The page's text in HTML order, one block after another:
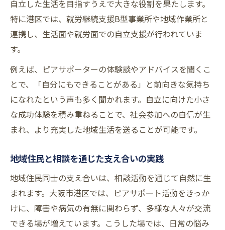
自立した生活を目指すうえで大きな役割を果たします。
特に港区では、就労継続支援B型事業所や地域作業所と
連携し、生活面や就労面での自立支援が行われていま
す。
例えば、ピアサポーターの体験談やアドバイスを聞くこ
とで、「自分にもできることがある」と前向きな気持ち
になれたという声も多く聞かれます。自立に向けた小さ
な成功体験を積み重ねることで、社会参加への自信が生
まれ、より充実した地域生活を送ることが可能です。
地域住民と相談を通じた支え合いの実践
地域住民同士の支え合いは、相談活動を通じて自然に生
まれます。大阪市港区では、ピアサポート活動をきっか
けに、障害や病気の有無に関わらず、多様な人々が交流
できる場が増えています。こうした場では、日常の悩み